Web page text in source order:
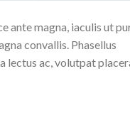
ante magna, iaculis ut
convallis. Phasellus
lectus ac, volutpat